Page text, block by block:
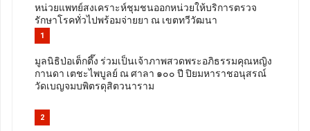
หน่วยแพทย์สงเคราะห์ชุมชนออกหน่วยให้บริการตรวจ
รักษาโรคทั่วไปพร้อมจ่ายยา ณ เขตทวีวัฒนา
1
มูลนิธิป่อเต็กตึ๊ง ร่วมเป็นเจ้าภาพสวดพระอภิธรรมคุณหญิง
กานดา เตชะไพบูลย์ ณ ศาลา ๑๐๐ ปี ปิยมหาราชอนุสรณ์
วัดเบญจมบพิตรดุสิตวนาราม
2